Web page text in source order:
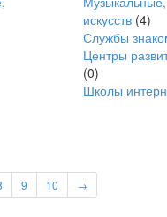
искусств (4)
Службы
Центры
(0)
Школы
9 10 →